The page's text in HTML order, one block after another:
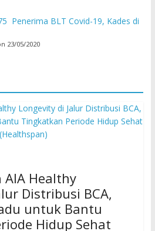
Penerima BLT Covid-19, Kades di
23/05/2020
AIA Healthy
Distribusi BCA,
untuk Bantu
Hidup Sehat